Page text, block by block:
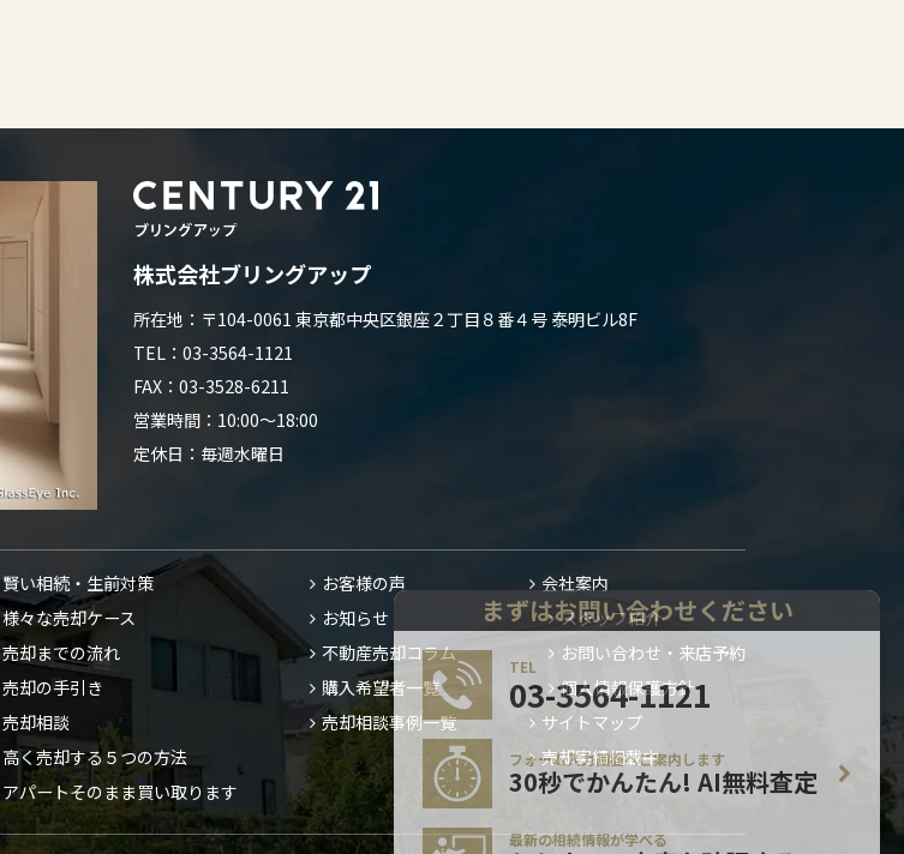
03-3564-1121
フォーム入力画面へご案内します
30秒でかんたん! AI無料査定
最新の相続情報が学べる
セミナーの内容を確認する
※グループ会社のサイトへ移動します
表示しない
株式会社ブリングアップ
所在地：〒104-0061 東京都中央区銀座２丁目８番４号 泰明ビル8F
TEL：03-3564-1121
FAX：03-3528-6211
営業時間：10:00～18:00
定休日：毎週水曜日
賢い相続・生前対策
様々な売却ケース
売却までの流れ
売却の手引き
売却相談
高く売却する５つの方法
アパートそのまま買い取ります
お客様の声
お知らせ
不動産売却コラム
購入希望者一覧
売却相談事例一覧
会社案内
スタッフ紹介
お問い合わせ・来店予約
個人情報保護方針
サイトマップ
売却実績掲載中